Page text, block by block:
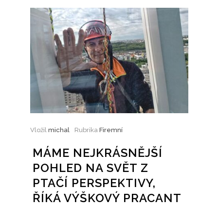
Vložil michal Rubrika Firemní
MÁME NEJKRÁSNĚJŠÍ
POHLED NA SVĚT Z
PTAČÍ PERSPEKTIVY,
ŘÍKÁ VÝŠKOVÝ PRACANT